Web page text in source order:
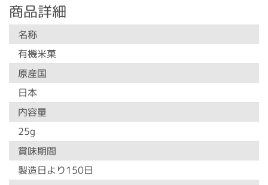
商品詳細
名称
有機米菓
原産国
日本
内容量
25g
賞味期間
製造日より150日